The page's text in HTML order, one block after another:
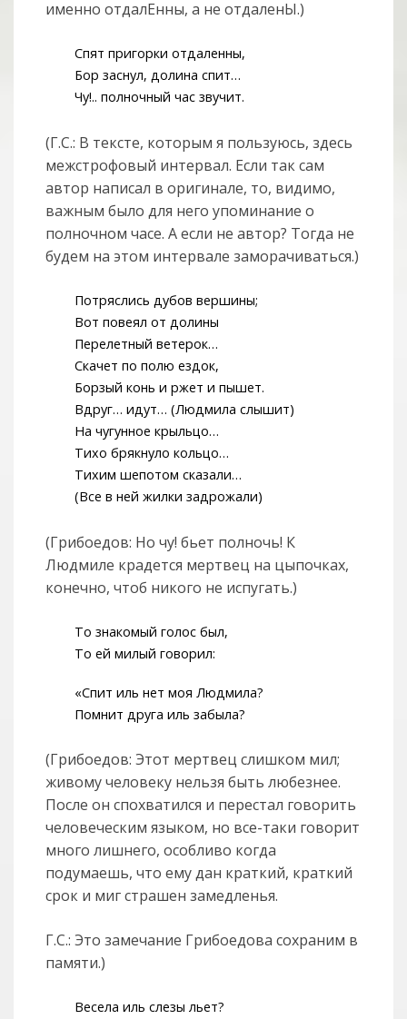
именно отдалЕнны, а не отдаленЫ.)
Спят пригорки отдаленны,
Бор заснул, долина спит…
Чу!.. полночный час звучит.
(Г.С.: В тексте, которым я пользуюсь, здесь
межстрофовый интервал. Если так сам
автор написал в оригинале, то, видимо,
важным было для него упоминание о
полночном часе. А если не автор? Тогда не
будем на этом интервале заморачиваться.)
Потряслись дубов вершины;
Вот повеял от долины
Перелетный ветерок…
Скачет по полю ездок,
Борзый конь и ржет и пышет.
Вдруг… идут… (Людмила слышит)
На чугунное крыльцо…
Тихо брякнуло кольцо…
Тихим шепотом сказали…
(Все в ней жилки задрожали)
(Грибоедов: Но чу! бьет полночь! К
Людмиле крадется мертвец на цыпочках,
конечно, чтоб никого не испугать.)
То знакомый голос был,
То ей милый говорил:
«Спит иль нет моя Людмила?
Помнит друга иль забыла?
(Грибоедов: Этот мертвец слишком мил;
живому человеку нельзя быть любезнее.
После он спохватился и перестал говорить
человеческим языком, но все-таки говорит
много лишнего, особливо когда
подумаешь, что ему дан краткий, краткий
срок и миг страшен замедленья.
Г.С.: Это замечание Грибоедова сохраним в
памяти.)
Весела иль слезы льет?